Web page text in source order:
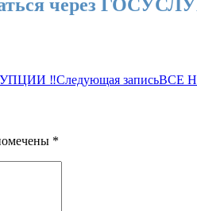
через
‼️Следующая записьВСЕ
*